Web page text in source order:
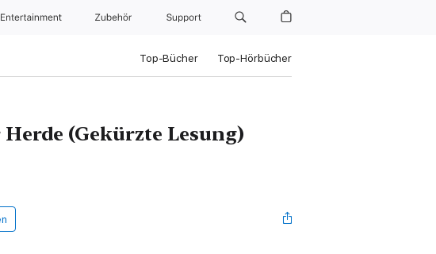
Entertainment Zubehör Support
Top-Bücher Top-Hörbücher
(Gekürzte Lesung)